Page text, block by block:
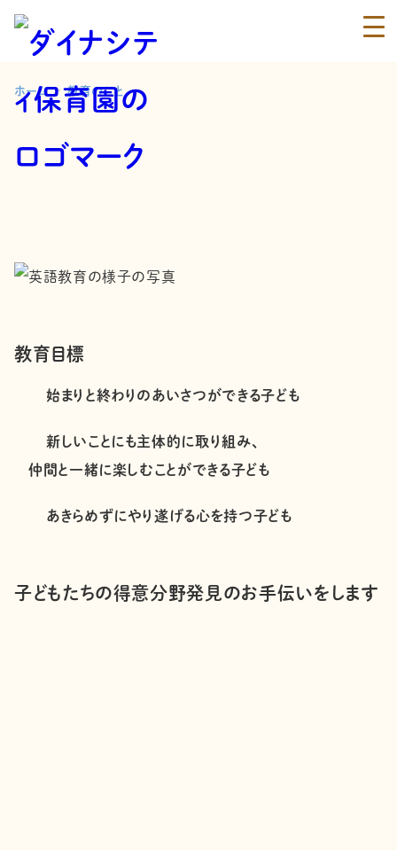
ホーム 教育のこと
教育目標
始まりと終わりのあいさつができる子ども
新しいことにも主体的に取り組み、
仲間と一緒に楽しむことができる子ども
あきらめずにやり遂げる心を持つ子ども
子どもたちの得意分野発見のお手伝いをします